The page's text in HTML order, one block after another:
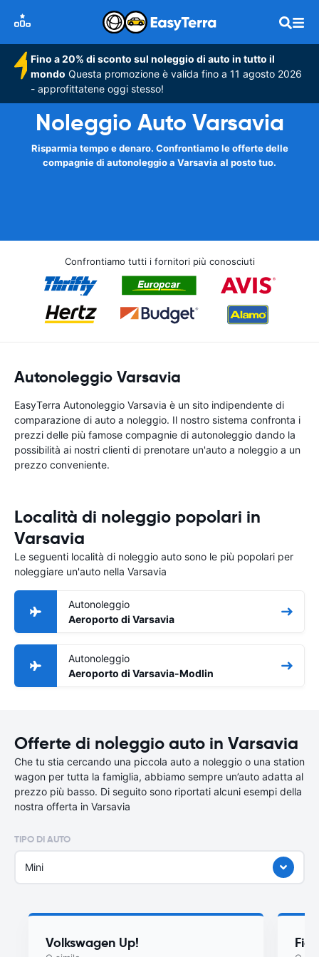
Fino a 20% di sconto sul noleggio di auto in tutto il
mondo Questa promozione è valida fino a 11 agosto 2026
- approfittatene oggi stesso!
Noleggio Auto Varsavia
Risparmia tempo e denaro. Confrontiamo le offerte delle
compagnie di autonoleggio a Varsavia al posto tuo.
Confrontiamo tutti i fornitori più conosciuti
Autonoleggio Varsavia
EasyTerra Autonoleggio Varsavia è un sito indipendente di
comparazione di auto a noleggio. Il nostro sistema confronta i
prezzi delle più famose compagnie di autonoleggio dando la
possibilità ai nostri clienti di prenotare un'auto a noleggio a un
prezzo conveniente.
Località di noleggio popolari in
Varsavia
Le seguenti località di noleggio auto sono le più popolari per
noleggiare un'auto nella Varsavia
Autonoleggio
Aeroporto di Varsavia
Autonoleggio
Aeroporto di Varsavia-Modlin
Offerte di noleggio auto in Varsavia
Che tu stia cercando una piccola auto a noleggio o una station
wagon per tutta la famiglia, abbiamo sempre un’auto adatta al
prezzo più basso. Di seguito sono riportati alcuni esempi della
nostra offerta in Varsavia
TIPO DI AUTO
Mini
Volkswagen Up!